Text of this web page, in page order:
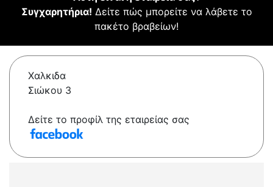
Συγχαρητήρια! Δείτε πώς μπορείτε να λάβετε το
πακέτο βραβείων!
Χαλκιδα
Σιώκου 3
Δείτε το προφίλ της εταιρείας σας